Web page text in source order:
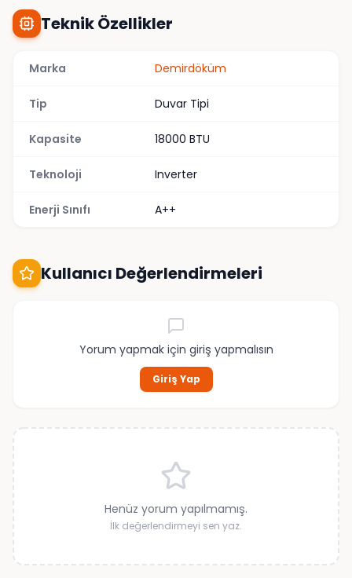
Teknik Özellikler
Marka Demirdöküm
Tip Duvar Tipi
Kapasite 18000 BTU
Teknoloji Inverter
Enerji Sınıfı A++
Kullanıcı Değerlendirmeleri
Yorum yapmak için giriş yapmalısın
Giriş Yap
Henüz yorum yapılmamış.
İlk değerlendirmeyi sen yaz.